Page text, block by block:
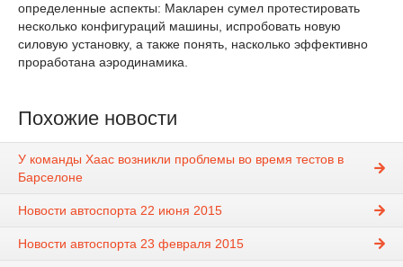
определенные аспекты: Макларен сумел протестировать
несколько конфигураций машины, испробовать новую
силовую установку, а также понять, насколько эффективно
проработана аэродинамика.
Похожие новости
У команды Хаас возникли проблемы во время тестов в
Барселоне
Новости автоспорта 22 июня 2015
Новости автоспорта 23 февраля 2015